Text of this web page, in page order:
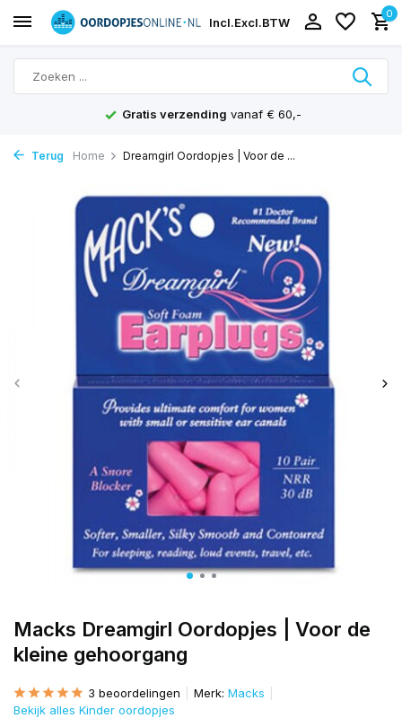
Incl.Excl.BTW
0
Gratis verzending vanaf € 60,-
Terug Home Dreamgirl Oordopjes | Voor de ...
Macks Dreamgirl Oordopjes | Voor de
kleine gehoorgang
3 beoordelingen Merk: Macks
Bekijk alles Kinder oordopjes